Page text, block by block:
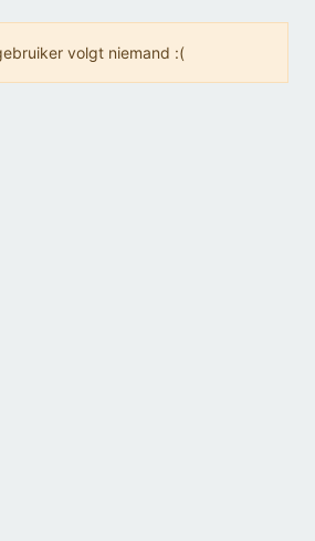
volgt niemand :(